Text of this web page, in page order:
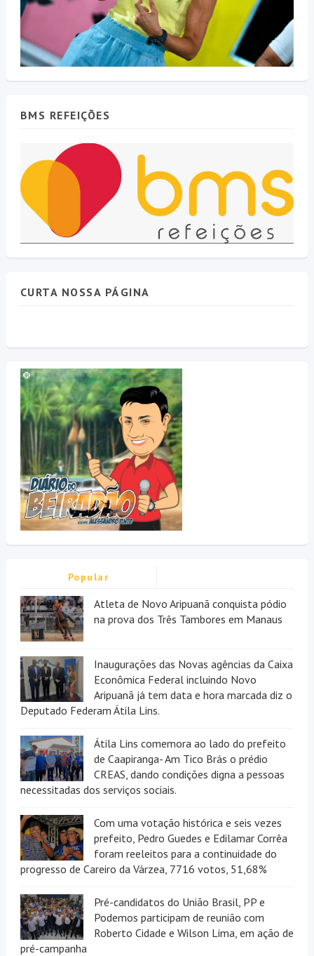
BMS REFEIÇÕES
CURTA NOSSA PÁGINA
Popular
Atleta de Novo Aripuanã conquista pódio
na prova dos Três Tambores em Manaus
Inaugurações das Novas agências da Caixa
Econômica Federal incluindo Novo
Aripuanã já tem data e hora marcada diz o
Deputado Federam Átila Lins.
Átila Lins comemora ao lado do prefeito
de Caapiranga- Am Tico Brás o prédio
CREAS, dando condições digna a pessoas
necessitadas dos serviços sociais.
Com uma votação histórica e seis vezes
prefeito, Pedro Guedes e Edilamar Corrêa
foram reeleitos para a continuidade do
progresso de Careiro da Várzea, 7716 votos, 51,68%
Pré-candidatos do União Brasil, PP e
Podemos participam de reunião com
Roberto Cidade e Wilson Lima, em ação de
pré-campanha